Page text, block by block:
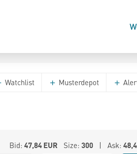
Watchlist Musterdepot
Bid: 47,84EUR Size: 300| Ask: